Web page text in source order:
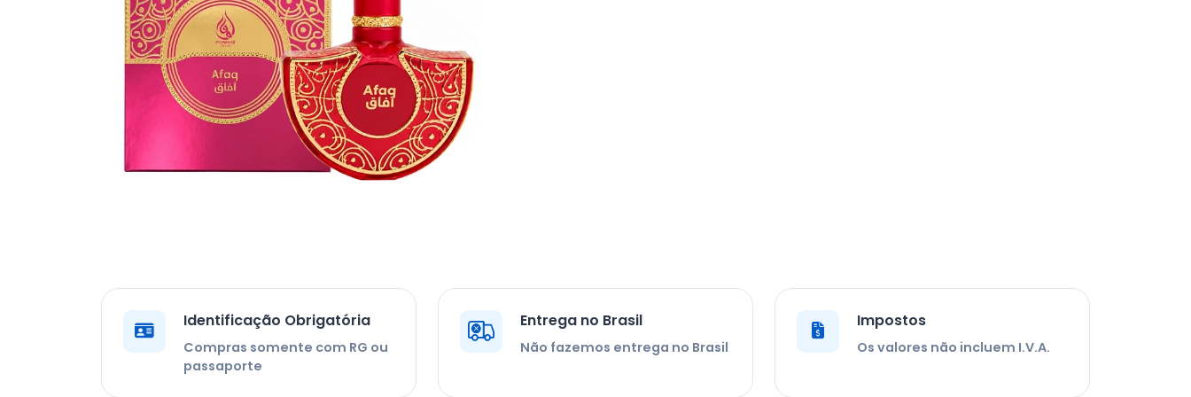
Identificação Obrigatória
Compras somente com RG ou
passaporte
Entrega no Brasil
Não fazemos entrega no Brasil
Impostos
Os valores não incluem I.V.A.